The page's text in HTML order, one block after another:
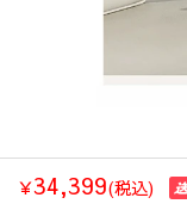
￥34,399(税込)